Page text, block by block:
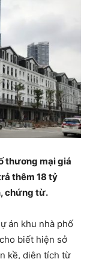
thương mại giá
thêm 18 tỷ
chứng từ.
án khu nhà phố
biết hiện sở
kề, diện tích từ